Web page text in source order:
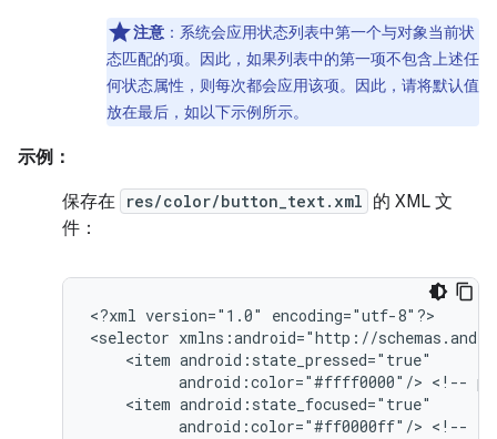
注意 ：系统会应用状态列表中第一个与对象当前状
态匹配的项。因此，如果列表中的第一项不包含上述任
何状态属性，则每次都会应用该项。因此，请将默认值
放在最后，如以下示例所示。
示例：
保存在 res/color/button_text.xml 的 XML 文
件：
<?xml version="1.0"
encoding="utf-8"?>
<selector
<item
android:color="#ffff0000"/> <!--
<item
android:color="#ff0000ff"/> <!--